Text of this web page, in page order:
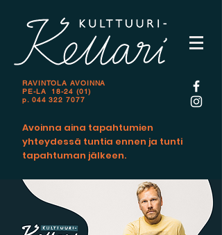
RAVINTOLA AVOINNA
PE-LA 18-24 (01)
p. 044 322 7077
Avoinna aina tapahtumien
yhteydessä tuntia ennen ja tunti
tapahtuman jälkeen.